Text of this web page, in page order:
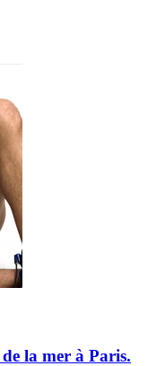
la mer à Paris.